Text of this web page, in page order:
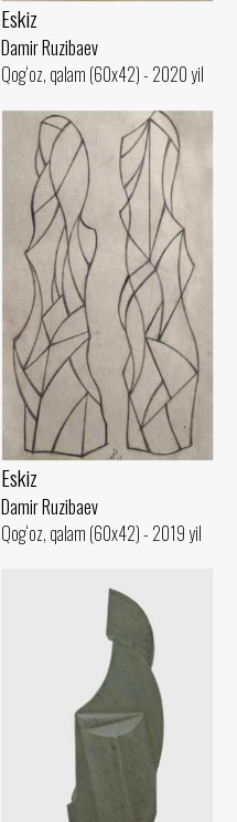
Eskiz
Damir Ruzibaev
Qog‘oz, qalam (60x42) - 2020 yil
Eskiz
Damir Ruzibaev
Qog‘oz, qalam (60x42) - 2019 yil